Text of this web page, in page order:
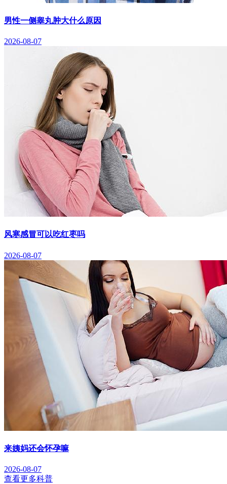
男性一侧睾丸肿大什么原因
2026-08-07
风寒感冒可以吃红枣吗
2026-08-07
来姨妈还会怀孕嘛
2026-08-07
查看更多科普